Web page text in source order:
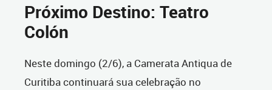
Próximo Destino: Teatro
Colón
Neste domingo (2/6), a Camerata Antiqua de
Curitiba continuará sua celebração no